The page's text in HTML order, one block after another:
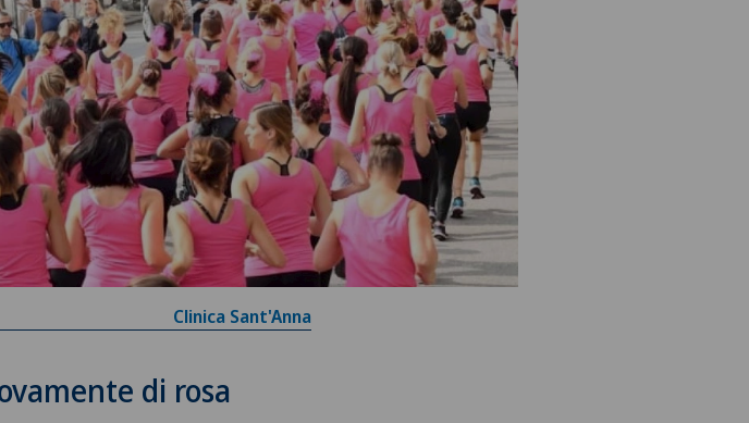
Clinica Sant'Anna
di rosa